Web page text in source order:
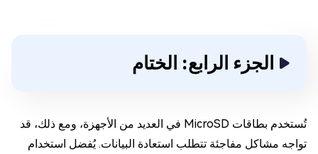
الجزء الرابع: الختام
تُستخدم بطاقات MicroSD في العديد من الأجهزة، ومع ذلك، قد
تواجه مشاكل مفاجئة تتطلب استعادة البيانات. يُفضل استخدام